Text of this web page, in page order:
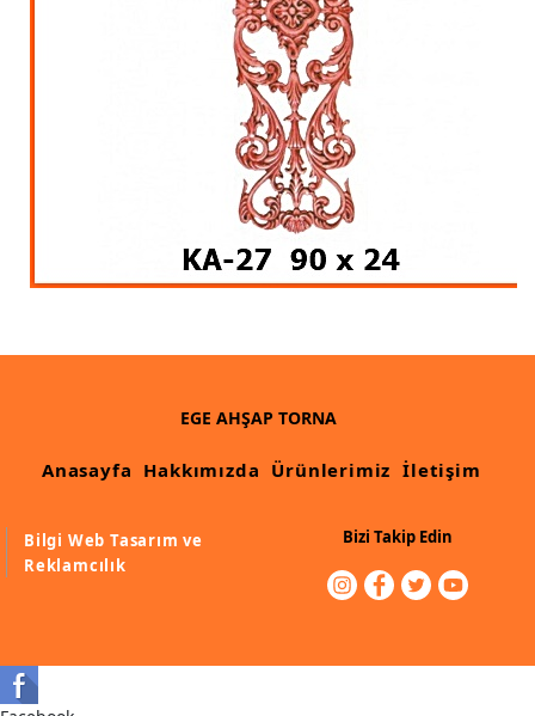
Masif Üzeri Cnc Yazı, Desen, Logo İşleme
Ahşap Merdiven Küpeşte Korkuluk İmalatı
Muz Dilimi Rozet, Piramit İmalatı, Modelleri
Ahşap Saçak Çıta İmalatı Modelleri
Ahşap Korniş Modelleri
Ham Ahşap Avangard Masa Ayakları İmalatı Modelleri
Ham Ahşap Avangard Sehpa, Sandalye, Puf Ayakları İmalatı,
EGE AHŞAP TORNA
Anasayfa Hakkımızda Ürünlerimiz İletişim
Bilgi Web Tasarım ve
Reklamcılık
Bizi Takip Edin